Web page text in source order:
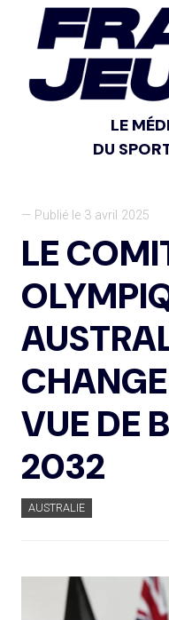
LE
DU
— Publié le 3 avril 2025
LE
VUE DE
2032
AUSTRALIE